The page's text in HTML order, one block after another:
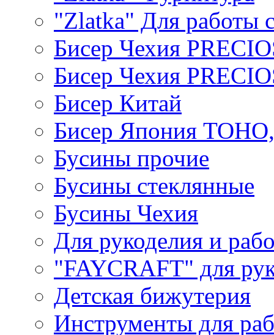
"Zlatka" Для работы
Бисер Чехия
Бисер Чехия
Бисер Китай
Бисер Япония
Бусины прочие
Бусины стеклянные
Бусины Чехия
Для рукоделия и
"FAYCRAFT" для
Детская бижутерия
Инструменты для